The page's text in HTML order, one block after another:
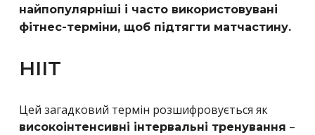
найпопулярніші і часто використовувані
фітнес-терміни, щоб підтягти матчастину.
HIIT
Цей загадковий термін розшифровується як
високоінтенсивні інтервальні тренування –